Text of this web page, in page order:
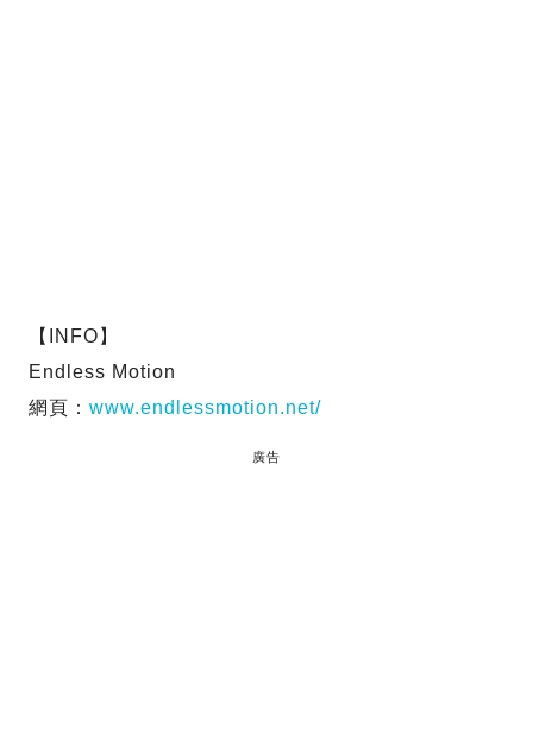
【INFO】
Endless Motion
網頁： www.endlessmotion.net/
廣告